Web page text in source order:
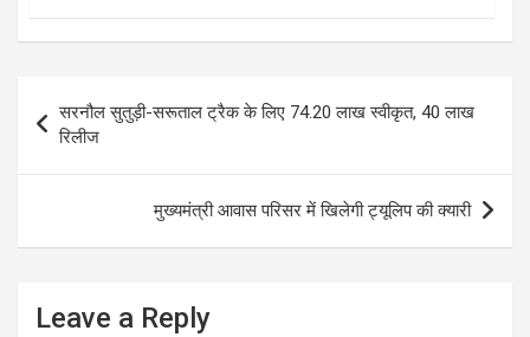
navigation
सरनौल सुतुड़ी-सरूताल ट्रैक के लिए 74.20 लाख स्वीकृत, 40 लाख
रिलीज
मुख्यमंत्री आवास परिसर में खिलेगी ट्यूलिप की क्यारी
Leave a Reply